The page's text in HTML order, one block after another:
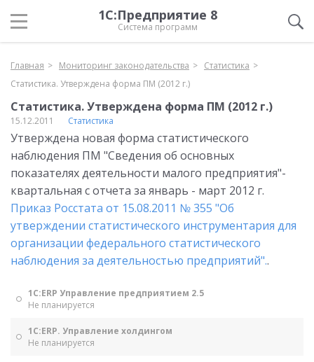
1С:Предприятие 8
Система программ
Главная Мониторинг законодательства
Статистика
Статистика. Утверждена форма ПМ (2012 г.)
Статистика. Утверждена форма ПМ (2012 г.)
15.12.2011 Статистика
Утверждена новая форма статистического
наблюдения ПМ "Сведения об основных
показателях деятельности малого предприятия"-
квартальная с отчета за январь - март 2012 г.
Приказ Росстата от 15.08.2011 № 355 "Об
утверждении статистического инструментария для
организации федерального статистического
наблюдения за деятельностью предприятий"..
1С:ERP Управление предприятием 2.5
Не планируется
1С:ERP. Управление холдингом
Не планируется